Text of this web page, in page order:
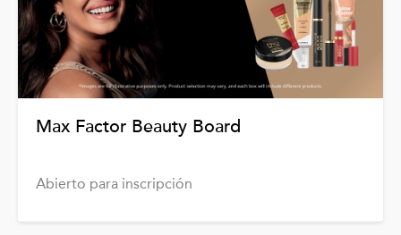
Max Factor Beauty Board
Abierto para inscripción